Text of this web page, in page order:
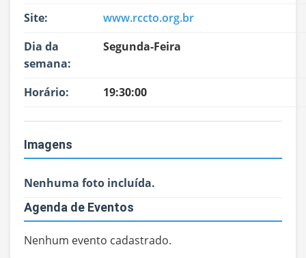
Site:
www.rccto.org.br
Dia da
semana:
Segunda-Feira
Horário: 19:30:00
Imagens
Nenhuma foto incluída.
Agenda de Eventos
Nenhum evento cadastrado.